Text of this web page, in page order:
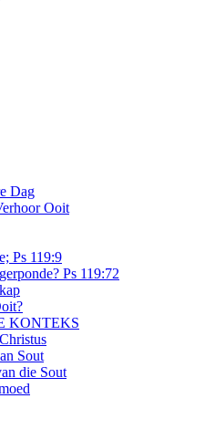
Dag
Ooit
Ps 119:9
Ps 119:72
KONTEKS
Sout
die Sout